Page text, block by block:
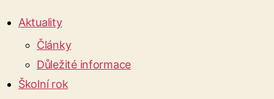
Aktuality
Články
Důležité informace
Školní rok